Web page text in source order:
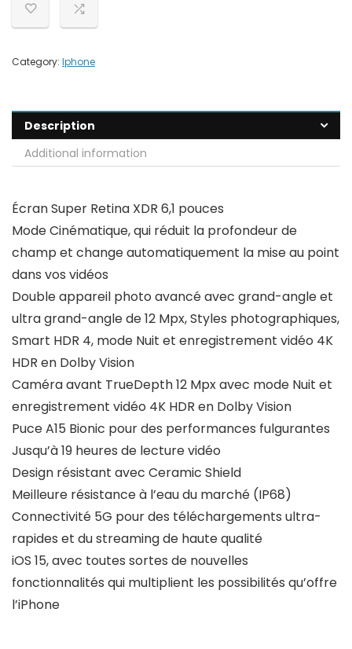
Category: Iphone
Description
Additional information
Écran Super Retina XDR 6,1 pouces
Mode Cinématique, qui réduit la profondeur de
champ et change automatiquement la mise au point
dans vos vidéos
Double appareil photo avancé avec grand-angle et
ultra grand-angle de 12 Mpx, Styles photographiques,
Smart HDR 4, mode Nuit et enregistrement vidéo 4K
HDR en Dolby Vision
Caméra avant TrueDepth 12 Mpx avec mode Nuit et
enregistrement vidéo 4K HDR en Dolby Vision
Puce A15 Bionic pour des performances fulgurantes
Jusqu’à 19 heures de lecture vidéo
Design résistant avec Ceramic Shield
Meilleure résistance à l’eau du marché (IP68)
Connectivité 5G pour des téléchargements ultra-
rapides et du streaming de haute qualité
iOS 15, avec toutes sortes de nouvelles
fonctionnalités qui multiplient les possibilités qu’offre
l’iPhone